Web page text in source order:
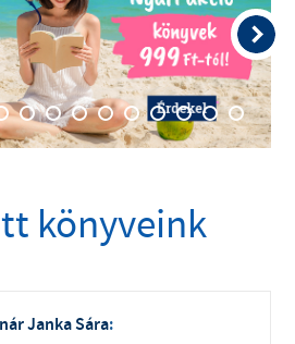
könyveink
Janka Sára: